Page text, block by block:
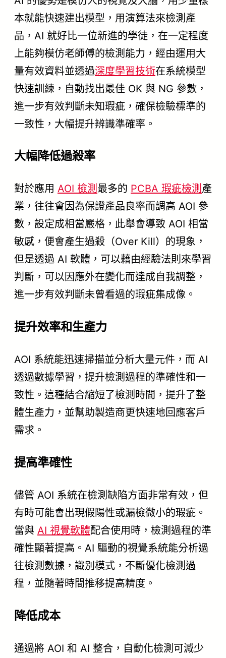
本就能快速建出模型，用演算法來檢測產
品，AI 就好比一位新進的學徒，在一定程度
上能夠模仿老師傅的檢測能力，經由運用大
量有效資料並透過深度學習技術在系統模型
快速訓練，自動找出最佳 OK 與 NG 參數，
進一步有效判斷未知瑕疵，確保檢驗標準的
一致性，大幅提升辨識準確率。
大幅降低過殺率
對於應用 AOI 檢測 最多的 PCBA 瑕疵檢測 產
業，往往會因為保證產品良率而調高 AOI 參
數，設定成相當嚴格，此舉會導致 AOI 相當
敏感，便會產生過殺（Over Kill）的現象，
但是透過 AI 軟體，可以藉由經驗法則來學習
判斷，可以因應外在變化而達成自我調整，
進一步有效判斷未曾看過的瑕疵集成像。
提升效率和生產力
AOI 系統能迅速掃描並分析大量元件，而 AI
透過數據學習，提升檢測過程的準確性和一
致性。這種結合縮短了檢測時間，提升了整
體生產力，並幫助製造商更快速地回應客戶
需求。
提高準確性
儘管 AOI 系統在檢測缺陷方面非常有效，但
有時可能會出現假陽性或漏檢微小的瑕疵。
當與 AI 視覺軟體配合使用時，檢測過程的準
確性顯著提高。AI 驅動的視覺系統能分析過
往檢測數據，識別模式，不斷優化檢測過
程，並隨著時間推移提高精度。
降低成本
通過將 AOI 和 AI 整合，自動化檢測可減少